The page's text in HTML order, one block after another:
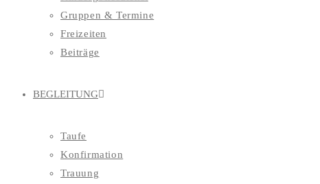
Gruppen & Termine
Freizeiten
Beiträge
BEGLEITUNG
Taufe
Konfirmation
Trauung